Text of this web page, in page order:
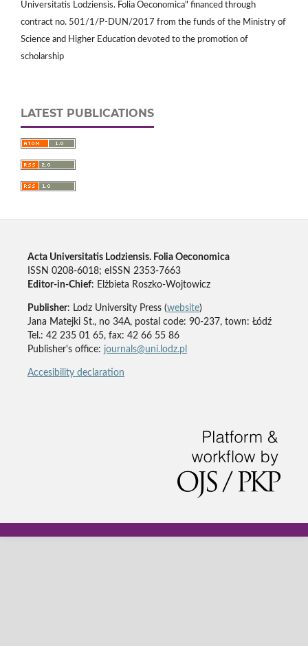
Universitatis Lodziensis. Folia Oeconomica" financed through
contract no. 501/1/P-DUN/2017 from the funds of the Ministry of
Science and Higher Education devoted to the promotion of
scholarship
LATEST PUBLICATIONS
Acta Universitatis Lodziensis. Folia Oeconomica
ISSN 0208-6018; eISSN 2353-7663
Editor-in-Chief: Elżbieta Roszko-Wojtowicz
Publisher: Lodz University Press (website)
Jana Matejki St., no 34A, postal code: 90-237, town: Łódź
Tel.: 42 235 01 65, fax: 42 66 55 86
Publisher's office: journals@uni.lodz.pl
Accesibility declaration